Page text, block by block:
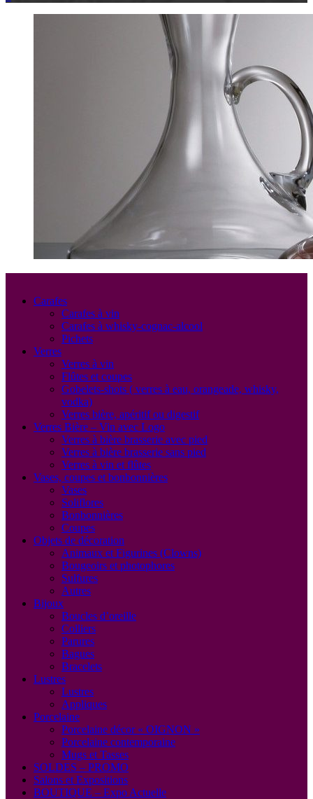
Carafes
Carafes à vin
Carafes à whisky-cognac-alcool
Pichets
Verres
Verres à vin
Flûtes et coupes
Gobelets-shots ( verres à eau, orangeade, whisky,
vodka)
Verres bière, apéritif ou digestif
Verres Bière – Vin avec Logo
Verres à bière brasserie avec pied
Verres à bière brasserie sans pied
Verres à vin et flûtes
Vases, coupes et bonbonnières
Vases
Soliflores
Bonbonnières
Coupes
Objets de décoration
Animaux et Figurines (Clowns)
Bougeoirs et photophores
Sulfures
Autres
Bijoux
Boucles d’oreille
Colliers
Parures
Bagues
Bracelets
Lustres
Lustres
Appliques
Porcelaine
Porcelaine décor « OIGNON »
Porcelaine contemporaine
Mugs et Tasses
SOLDES – PROMO
Salons et Expositions
BOUTIQUE – Expo Actuelle